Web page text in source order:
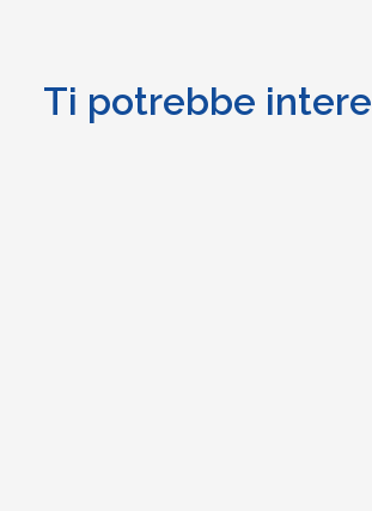
Ti potrebbe